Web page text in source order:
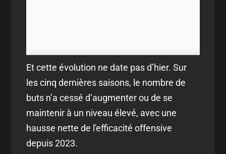
Et cette évolution ne date pas d’hier. Sur
les cinq dernières saisons, le nombre de
buts n’a cessé d’augmenter ou de se
maintenir à un niveau élevé, avec une
hausse nette de l'efficacité offensive
depuis 2023.